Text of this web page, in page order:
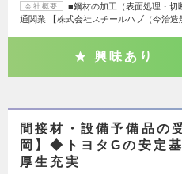
会社概要
■鋼材の加工（表面処理・切
通関業 【株式会社スチールハブ（今治造
興味あり
間接材・設備予備品の
岡】◆トヨタGの安定
厚生充実